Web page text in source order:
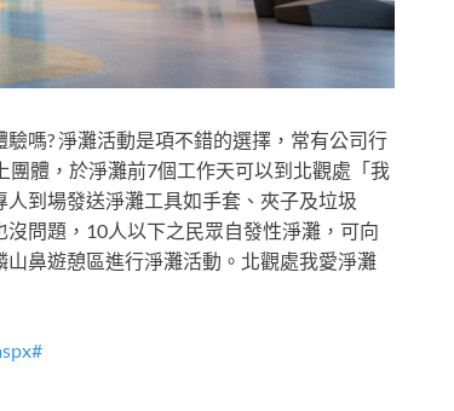
嗎? 淨灘活動是項不錯的選擇，常有公司行
體，於淨灘前7個工作天可以到北觀處「我
到場發送淨灘工具如手套、夾子及垃圾
問題，10人以下之民眾自發性淨灘，可向
鼻遊憩區進行淨灘活動。北觀處我愛淨灘